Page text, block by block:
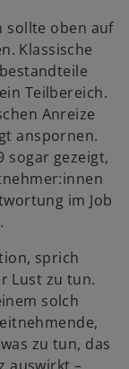
sollte oben auf
Klassische
Teilbereich.
Anreize
anspornen.
sogar gezeigt,
im Job
sprich
Lust zu tun.
solch
zu tun, das